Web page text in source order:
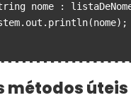
nome :
métodos úteis